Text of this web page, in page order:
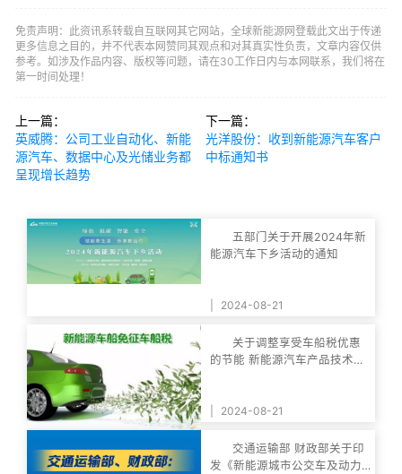
免责声明：此资讯系转载自互联网其它网站，全球新能源网登载此文出于传递
更多信息之目的，并不代表本网赞同其观点和对其真实性负责，文章内容仅供
参考。如涉及作品内容、版权等问题，请在30工作日内与本网联系，我们将在
第一时间处理！
上一篇：
英威腾：公司工业自动化、新能
源汽车、数据中心及光储业务都
呈现增长趋势
下一篇：
光洋股份：收到新能源汽车客户
中标通知书
五部门关于开展2024年新
能源汽车下乡活动的通知
2024-08-21
关于调整享受车船税优惠
的节能 新能源汽车产品技术要
2024-08-21
交通运输部 财政部关于印
发《新能源城市公交车及动力